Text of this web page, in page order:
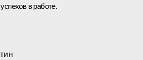
в работе.